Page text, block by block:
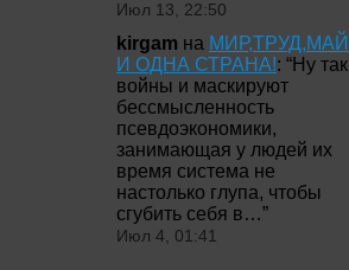
Июл 13, 22:50
kirgam на МИР,ТРУД,МАЙ
И ОДНА СТРАНА!: “Ну так
войны и маскируют
бессмысленность
псевдоэкономики,
занимающая у людей их
время система не
настолько глупа, чтобы
сгубить себя в…”
Июл 4, 01:41